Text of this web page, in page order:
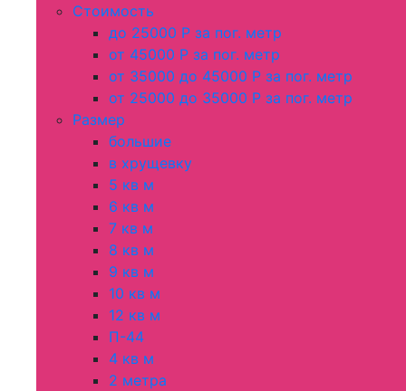
Стоимость
до 25000 Р за пог. метр
от 45000 Р за пог. метр
от 35000 до 45000 Р за пог. метр
от 25000 до 35000 Р за пог. метр
Размер
большие
в хрущевку
5 кв м
6 кв м
7 кв м
8 кв м
9 кв м
10 кв м
12 кв м
П-44
4 кв м
2 метра